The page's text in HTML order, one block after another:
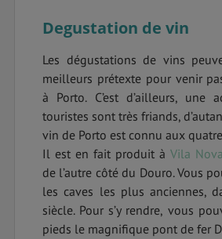
Degustation de vin
Les dégustations de vins
meilleurs prétexte pour venir
à Porto. C’est d’ailleurs, une
touristes sont très friands,
vin de Porto est connu aux
Il est en fait produit à Vila
de l’autre côté du Douro. Vous
les caves les plus anciennes,
siècle. Pour s’y rendre, vous
pieds le magnifique pont de fer